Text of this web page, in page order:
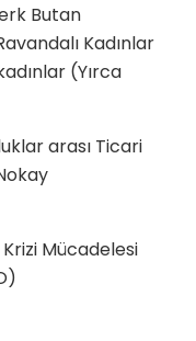
Butan
Kadınlar
(Yırca
arası Ticari
Mücadelesi